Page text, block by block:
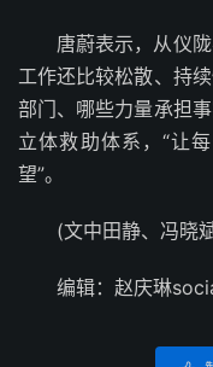
唐蔚表示，从仪
工作还比较松散、持
部门、哪些力量承担
立体救助体系，“让
望”。
(文中田静、冯晓
编辑：赵庆琳